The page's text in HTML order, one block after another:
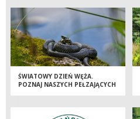
ŚWIATOWY DZIEŃ WĘŻA.
POZNAJ NASZYCH PEŁZAJĄCYCH